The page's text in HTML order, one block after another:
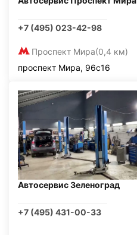
+7 (495) 023-42-98
Проспект Мира(0,4 км)
проспект Мира, 96с16
Автосервис Зеленоград
+7 (495) 431-00-33